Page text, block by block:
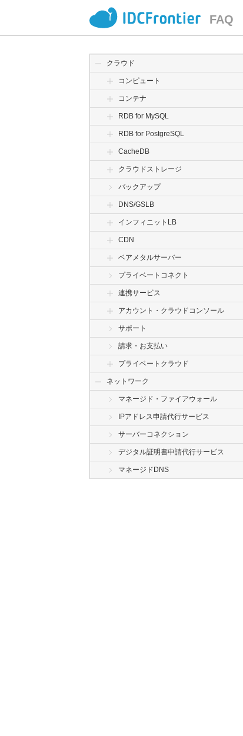
FAQ
クラウド
コンピュート
コンテナ
RDB for MySQL
RDB for PostgreSQL
CacheDB
クラウドストレージ
バックアップ
DNS/GSLB
インフィニットLB
CDN
ベアメタルサーバー
プライベートコネクト
連携サービス
アカウント・クラウドコンソール
サポート
請求・お支払い
プライベートクラウド
ネットワーク
マネージド・ファイアウォール
IPアドレス申請代行サービス
サーバーコネクション
デジタル証明書申請代行サービス
マネージドDNS